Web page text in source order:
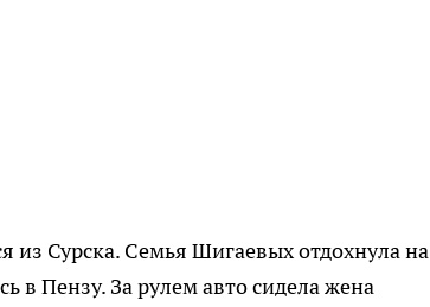
из Сурска. Семья Шигаевых отдохнула на
в Пензу. За рулем авто сидела жена